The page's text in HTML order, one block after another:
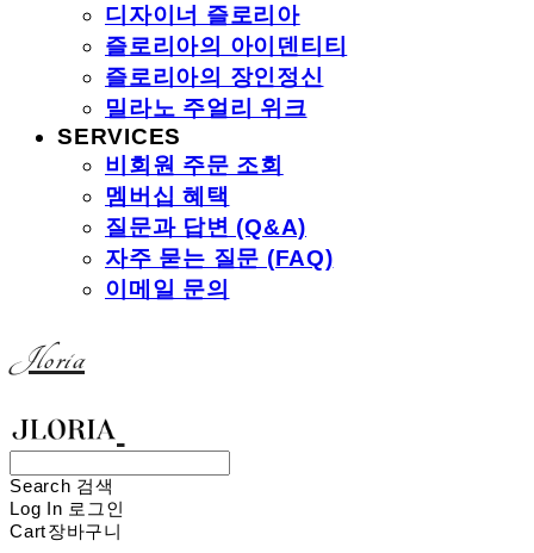
디자이너 즐로리아
즐로리아의 아이덴티티
즐로리아의 장인정신
밀라노 주얼리 위크
SERVICES
비회원 주문 조회
멤버십 혜택
질문과 답변 (Q&A)
자주 묻는 질문 (FAQ)
이메일 문의
Jloria
Search 검색
Log In 로그인
Cart장바구니